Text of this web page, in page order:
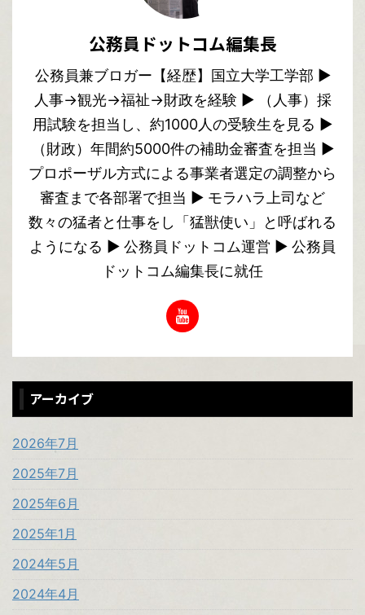
公務員ドットコム編集長
公務員兼ブロガー【経歴】国立大学工学部 ▶︎
人事→観光→福祉→財政を経験 ▶︎ （人事）採
用試験を担当し、約1000人の受験生を見る ▶︎
（財政）年間約5000件の補助金審査を担当 ▶︎
プロポーザル方式による事業者選定の調整から
審査まで各部署で担当 ▶︎ モラハラ上司など
数々の猛者と仕事をし「猛獣使い」と呼ばれる
ようになる ▶︎ 公務員ドットコム運営 ▶︎ 公務員
ドットコム編集長に就任
アーカイブ
2026年7月
2025年7月
2025年6月
2025年1月
2024年5月
2024年4月